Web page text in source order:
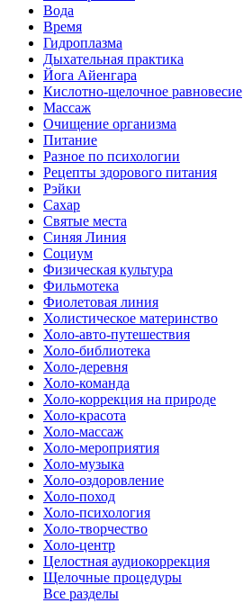
Вода
Время
Гидроплазма
Дыхательная практика
Йога Айенгара
Кислотно-щелочное равновесие
Массаж
Очищение организма
Питание
Разное по психологии
Рецепты здорового питания
Рэйки
Сахар
Святые места
Синяя Линия
Социум
Физическая культура
Фильмотека
Фиолетовая линия
Холистическое материнство
Холо-авто-путешествия
Холо-библиотека
Холо-деревня
Холо-команда
Холо-коррекция на природе
Холо-красота
Холо-массаж
Холо-мероприятия
Холо-музыка
Холо-оздоровление
Холо-поход
Холо-психология
Холо-творчество
Холо-центр
Целостная аудиокоррекция
Щелочные процедуры
Все разделы